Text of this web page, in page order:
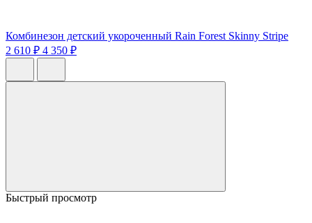
Комбинезон детский укороченный Rain Forest Skinny Stripe
2 610 ₽ 4 350 ₽
Быстрый просмотр